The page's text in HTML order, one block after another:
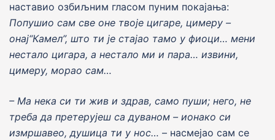
наставио озбиљним гласом пуним покаjања:
Попушио сам све оне твоjе цигаре, цимеру –
онаj“Камел”, што ти jе стаjао тамо у фиоци… мени
нестало цигара, а нестало ми и пара… извини,
цимеру, морао сам…
– Ма нека си ти жив и здрав, само пуши; него, не
треба да претеруjеш са дуваном – ионако си
измршавео, душица ти у нос… – насмеjао сам се